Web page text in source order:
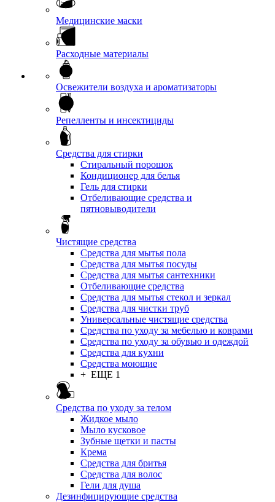
Медицинские маски
Расходные материалы
Освежители воздуха и ароматизаторы
Репелленты и инсектициды
Средства для стирки
Стиральный порошок
Кондиционер для белья
Гель для стирки
Отбеливающие средства и
пятновыводители
Чистящие средства
Средства для мытья пола
Средства для мытья посуды
Средства для мытья сантехники
Отбеливающие средства
Средства для мытья стекол и зеркал
Средства для чистки труб
Универсальные чистящие средства
Средства по уходу за мебелью и коврами
Средства по уходу за обувью и одеждой
Средства для кухни
Средства моющие
+ ЕЩЕ 1
Средства по уходу за телом
Жидкое мыло
Мыло кусковое
Зубные щетки и пасты
Крема
Средства для бритья
Средства для волос
Гели для душа
Дезинфицирующие средства